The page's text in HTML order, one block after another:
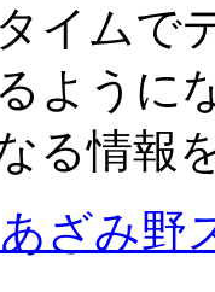
イムで
ように
る情報
あざみ